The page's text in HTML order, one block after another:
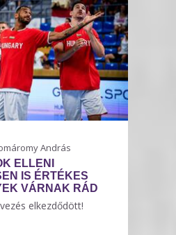
András
ELLENI
IS ÉRTÉKES
VÁRNAK RÁD
elkezdődött!